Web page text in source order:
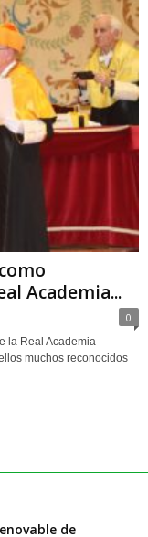
Academia...
0
la Real Academia
muchos reconocidos
de